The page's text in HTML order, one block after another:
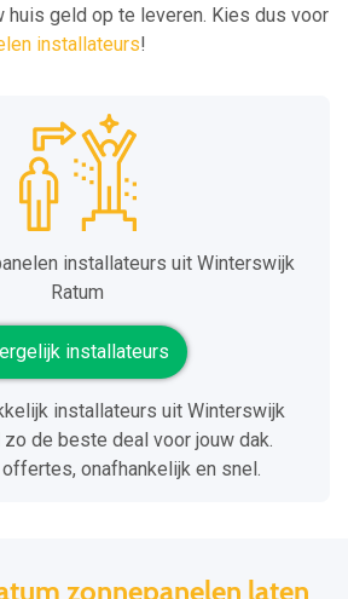
huis geld op te leveren. Kies dus voor
installateurs!
installateurs uit Winterswijk
Ratum
installateurs
installateurs uit Winterswijk
zo de beste deal voor jouw dak.
onafhankelijk en snel.
zonnepanelen laten